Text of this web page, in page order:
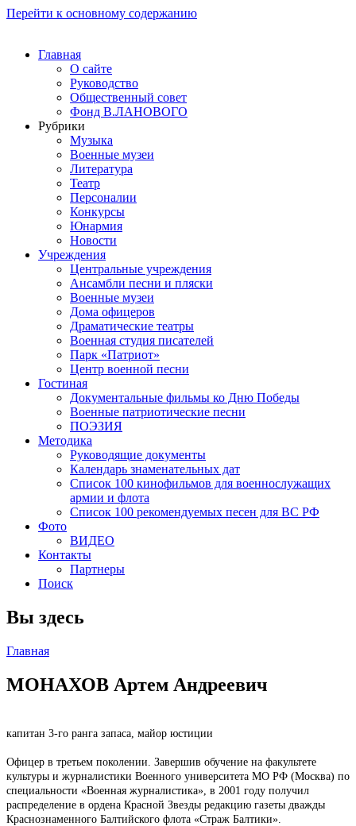
Перейти к основному содержанию
Главная
О сайте
Руководство
Общественный совет
Фонд В.ЛАНОВОГО
Рубрики
Музыка
Военные музеи
Литература
Театр
Персоналии
Конкурсы
Юнармия
Новости
Учреждения
Центральные учреждения
Ансамбли песни и пляски
Военные музеи
Дома офицеров
Драматические театры
Военная студия писателей
Парк «Патриот»
Центр военной песни
Гостиная
Документальные фильмы ко Дню Победы
Военные патриотические песни
ПОЭЗИЯ
Методика
Руководящие документы
Календарь знаменательных дат
Список 100 кинофильмов для военнослужащих
армии и флота
Список 100 рекомендуемых песен для ВС РФ
Фото
ВИДЕО
Контакты
Партнеры
Поиск
Вы здесь
Главная
МОНАХОВ Артем Андреевич
капитан 3-го ранга запаса, майор юстиции
Офицер в третьем поколении. Завершив обучение на факультете
культуры и журналистики Военного университета МО РФ (Москва) по
специальности «Военная журналистика», в 2001 году получил
распределение в ордена Красной Звезды редакцию газеты дважды
Краснознаменного Балтийского флота «Страж Балтики».